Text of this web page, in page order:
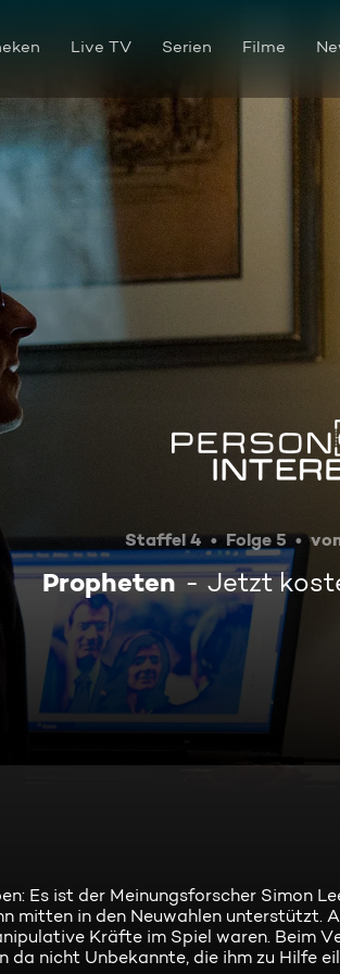
Live TV Serien Filme
Staffel 4 Folge 5
Propheten Jetzt
Es ist der Meinungsforscher Simon
mitten in den Neuwahlen unterstützt.
Kräfte im Spiel waren. Beim
nicht Unbekannte, die ihm zu Hilfe